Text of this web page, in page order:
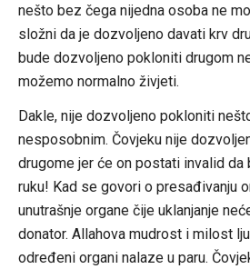
nešto bez čega nijedna osoba ne
složni da je dozvoljeno davati krv
bude dozvoljeno pokloniti drugom
možemo normalno živjeti.
Dakle, nije dozvoljeno pokloniti
nesposobnim. Čovjeku nije
drugome jer će on postati invalid da
ruku! Kad se govori o presađivanju
unutrašnje organe čije uklanjanje
donator. Allahova mudrost i milost
određeni organi nalaze u paru.